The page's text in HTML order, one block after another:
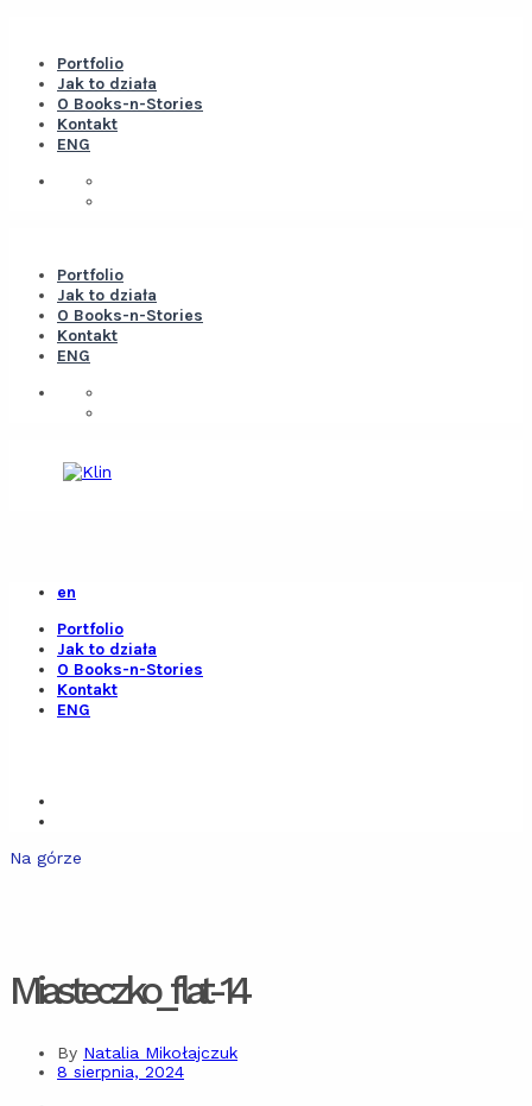
Portfolio
Jak to działa
O Books-n-Stories
Kontakt
ENG
Portfolio
Jak to działa
O Books-n-Stories
Kontakt
ENG
en
Portfolio
Jak to działa
O Books-n-Stories
Kontakt
ENG
Na górze
Miasteczko_flat-14
By Natalia Mikołajczuk
8 sierpnia, 2024